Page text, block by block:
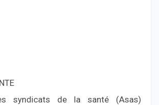
syndicats de la santé (Asas)